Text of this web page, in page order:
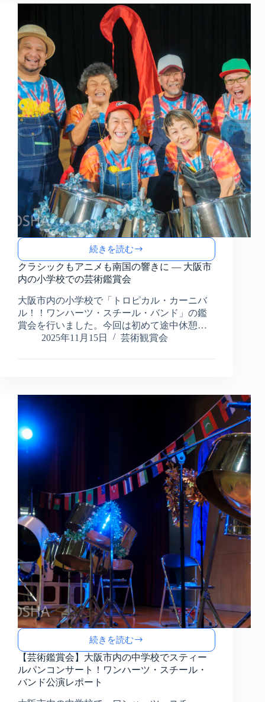
内
小
学
イ
ム
ボ
ッ
ク
ス』
上
演
続きを読む
ク
ラ
シ
ク
も
ア
ニ
も
の
市
内
の
小
学
校
で
の
芸
術
鑑
賞
会
クラシックもアニメも南国の響きに ― 大阪市
内の小学校での芸術鑑賞会
大阪市内の小学校で「トロピカル・カーニバ
ル！！ワンハーツ・スチール・バンド」の鑑
賞会を行いました。今回は初めて途中休憩…
2025年11月15日
芸術観賞会
続きを読む
【芸
術
鑑
【芸術鑑賞会】大阪市内の中学校でスティー
ルパンコンサート！ワンハーツ・スチール・
バンド公演レポート